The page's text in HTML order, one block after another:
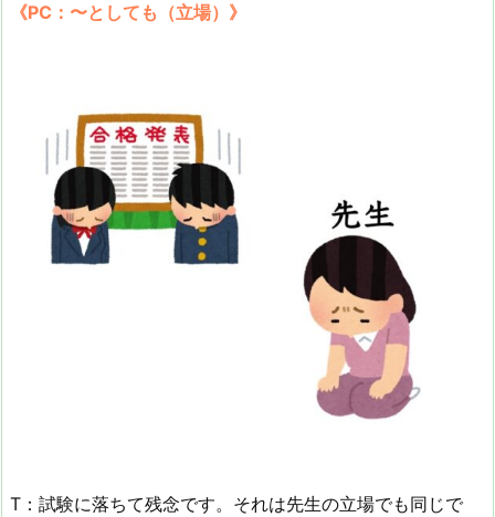
《PC：〜としても（立場）》
T：試験に落ちて残念です。それは先生の立場でも同じで